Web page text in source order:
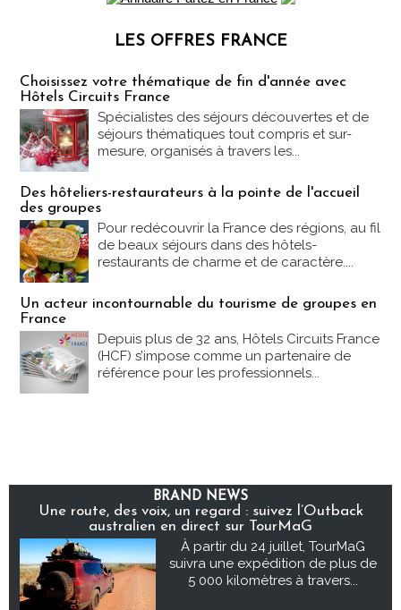
LES OFFRES FRANCE
Choisissez votre thématique de fin d'année avec
Hôtels Circuits France
Spécialistes des séjours découvertes et de
séjours thématiques tout compris et sur-
mesure, organisés à travers les...
Des hôteliers-restaurateurs à la pointe de l'accueil
des groupes
Pour redécouvrir la France des régions, au fil
de beaux séjours dans des hôtels-
restaurants de charme et de caractère....
Un acteur incontournable du tourisme de groupes en
France
Depuis plus de 32 ans, Hôtels Circuits France
(HCF) s’impose comme un partenaire de
référence pour les professionnels...
BRAND NEWS
Une route, des voix, un regard : suivez l’Outback
australien en direct sur TourMaG
À partir du 24 juillet, TourMaG
suivra une expédition de plus de
5 000 kilomètres à travers...